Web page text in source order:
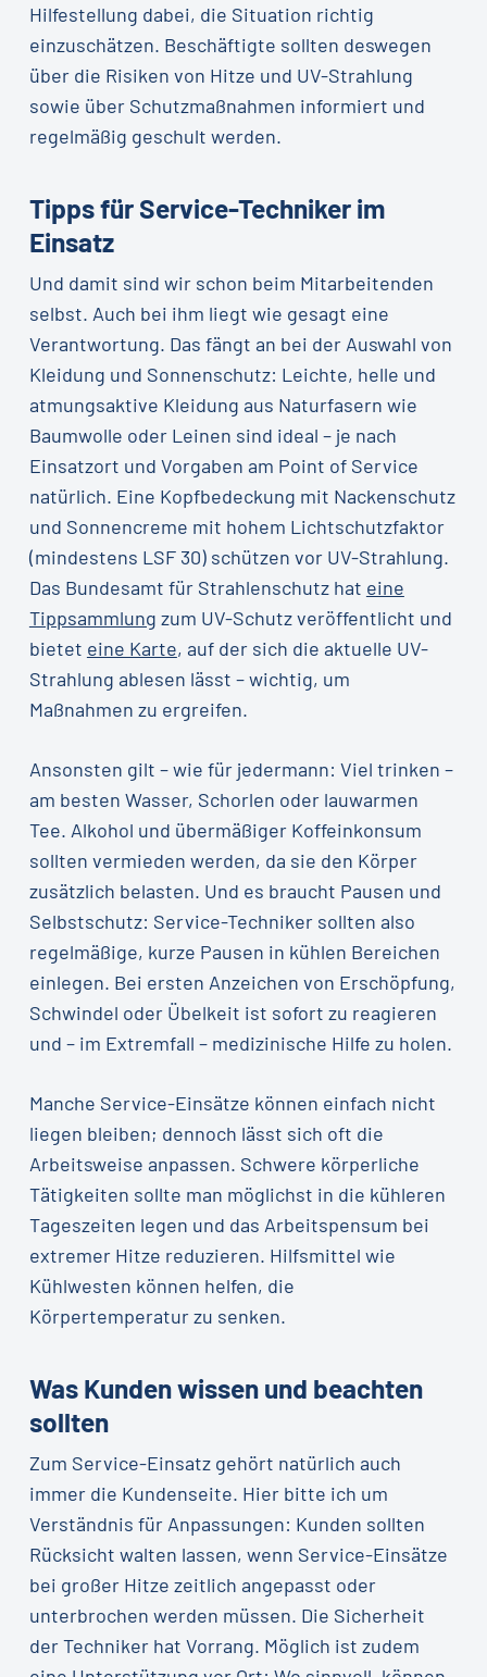
Hilfestellung dabei, die Situation richtig
einzuschätzen. Beschäftigte sollten deswegen
über die Risiken von Hitze und UV-Strahlung
sowie über Schutzmaßnahmen informiert und
regelmäßig geschult werden.
Tipps für Service-Techniker im
Einsatz
Und damit sind wir schon beim Mitarbeitenden
selbst. Auch bei ihm liegt wie gesagt eine
Verantwortung. Das fängt an bei der Auswahl von
Kleidung und Sonnenschutz: Leichte, helle und
atmungsaktive Kleidung aus Naturfasern wie
Baumwolle oder Leinen sind ideal – je nach
Einsatzort und Vorgaben am Point of Service
natürlich. Eine Kopfbedeckung mit Nackenschutz
und Sonnencreme mit hohem Lichtschutzfaktor
(mindestens LSF 30) schützen vor UV-Strahlung.
Das Bundesamt für Strahlenschutz hat eine
Tippsammlung zum UV-Schutz veröffentlicht und
bietet eine Karte, auf der sich die aktuelle UV-
Strahlung ablesen lässt – wichtig, um
Maßnahmen zu ergreifen.
Ansonsten gilt – wie für jedermann: Viel trinken –
am besten Wasser, Schorlen oder lauwarmen
Tee. Alkohol und übermäßiger Koffeinkonsum
sollten vermieden werden, da sie den Körper
zusätzlich belasten. Und es braucht Pausen und
Selbstschutz: Service-Techniker sollten also
regelmäßige, kurze Pausen in kühlen Bereichen
einlegen. Bei ersten Anzeichen von Erschöpfung,
Schwindel oder Übelkeit ist sofort zu reagieren
und – im Extremfall – medizinische Hilfe zu holen.
Manche Service-Einsätze können einfach nicht
liegen bleiben; dennoch lässt sich oft die
Arbeitsweise anpassen. Schwere körperliche
Tätigkeiten sollte man möglichst in die kühleren
Tageszeiten legen und das Arbeitspensum bei
extremer Hitze reduzieren. Hilfsmittel wie
Kühlwesten können helfen, die
Körpertemperatur zu senken.
Was Kunden wissen und beachten
sollten
Zum Service-Einsatz gehört natürlich auch
immer die Kundenseite. Hier bitte ich um
Verständnis für Anpassungen: Kunden sollten
Rücksicht walten lassen, wenn Service-Einsätze
bei großer Hitze zeitlich angepasst oder
unterbrochen werden müssen. Die Sicherheit
der Techniker hat Vorrang. Möglich ist zudem